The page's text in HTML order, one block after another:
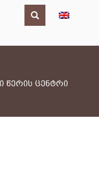
წერის ცენტრი